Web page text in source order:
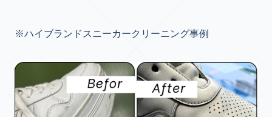
※ハイブランドスニーカークリーニング事例